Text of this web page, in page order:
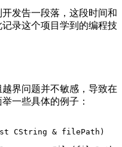
发告一段落，这段时间和
录这个项目学到的编程技
界问题并不敏感，导致在
一些具体的例子：
CString & filePath)